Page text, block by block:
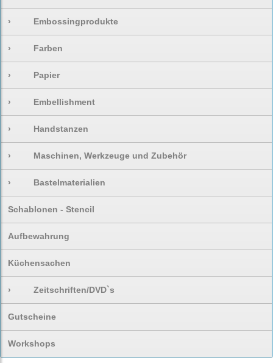
› Embossingprodukte
› Farben
› Papier
› Embellishment
› Handstanzen
› Maschinen, Werkzeuge und Zubehör
› Bastelmaterialien
Schablonen - Stencil
Aufbewahrung
Küchensachen
› Zeitschriften/DVD`s
Gutscheine
Workshops